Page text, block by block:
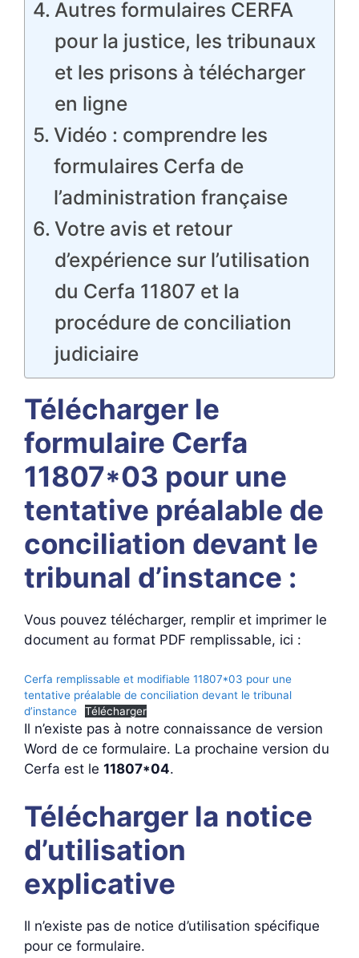
Autres formulaires CERFA
pour la justice, les tribunaux
et les prisons à télécharger
en ligne
Vidéo : comprendre les
formulaires Cerfa de
l’administration française
Votre avis et retour
d’expérience sur l’utilisation
du Cerfa 11807 et la
procédure de conciliation
judiciaire
Télécharger le
formulaire Cerfa
11807*03 pour une
tentative préalable de
conciliation devant le
tribunal d’instance :
Vous pouvez télécharger, remplir et imprimer le
document au format PDF remplissable, ici :
Cerfa remplissable et modifiable 11807*03 pour une
tentative préalable de conciliation devant le tribunal
d’instance
Télécharger
Il n’existe pas à notre connaissance de version
Word de ce formulaire. La prochaine version du
Cerfa est le 11807*04.
Télécharger la notice
d’utilisation
explicative
Il n’existe pas de notice d’utilisation spécifique
pour ce formulaire.